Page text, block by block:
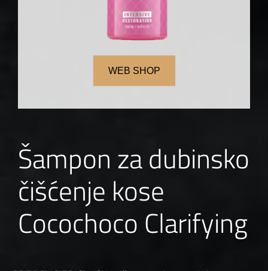
WEB SHOP
Šampon za dubinsko
čišćenje kose
Cocochoco Clarifying